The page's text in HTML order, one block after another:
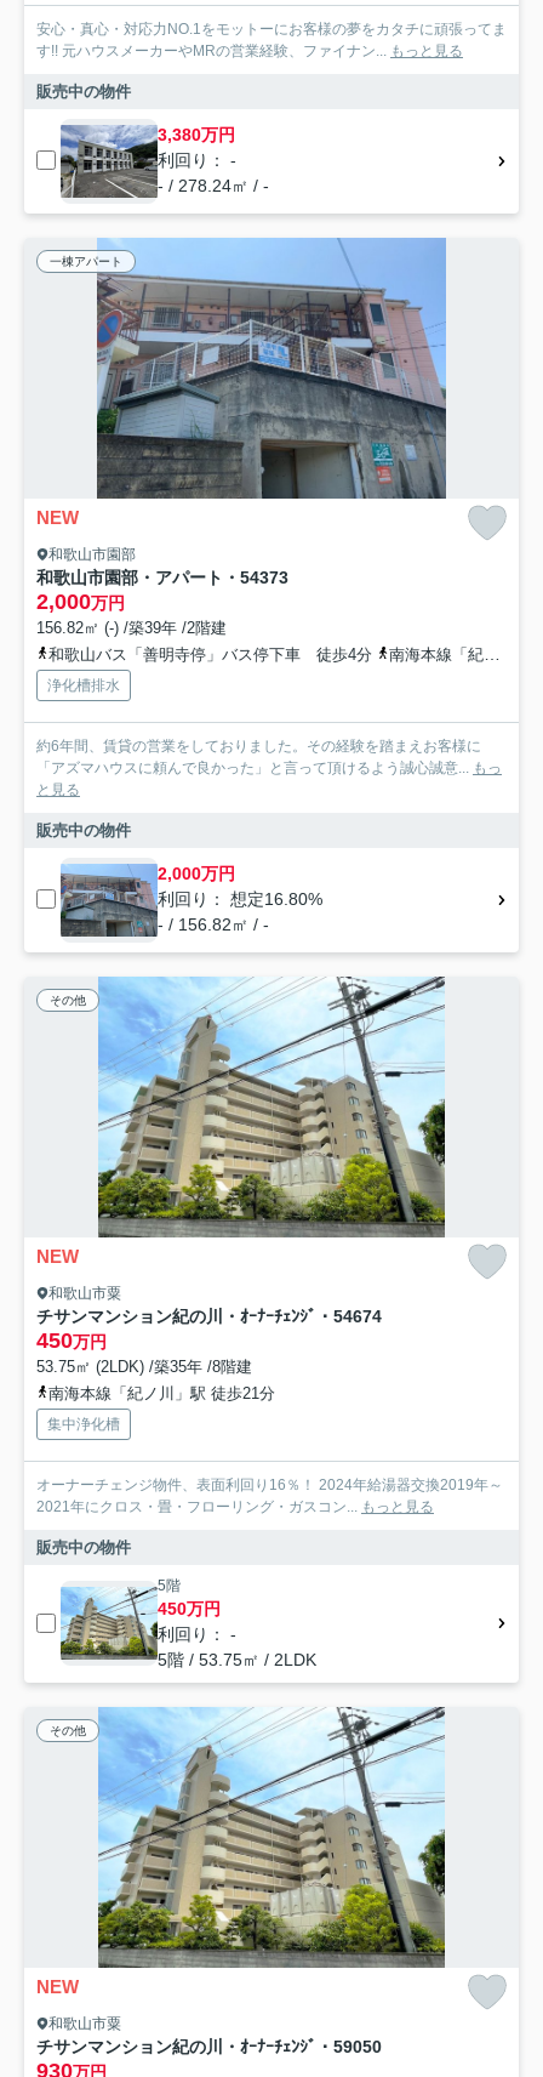
安心・真心・対応力NO.1をモットーにお客様の夢をカタチに頑張ってま
す!! 元ハウスメーカーやMRの営業経験、ファイナン...
もっと見る
販売中の物件
3,380万円
利回り： -
- / 278.24㎡ / -
一棟アパート
NEW
和歌山市園部
和歌山市園部・アパート・54373
2,000万円
156.82㎡ (-) /築39年 /2階建
和歌山バス「善明寺停」バス停下車 徒歩4分
南海本線「紀ノ川」駅 徒歩38分
浄化槽排水
約6年間、賃貸の営業をしておりました。その経験を踏まえお客様に
「アズマハウスに頼んで良かった」と言って頂けるよう誠心誠意...
もっ
と見る
販売中の物件
2,000万円
利回り： 想定16.80%
- / 156.82㎡ / -
その他
NEW
和歌山市粟
チサンマンション紀の川・ｵｰﾅｰﾁｪﾝｼﾞ・54674
450万円
53.75㎡ (2LDK) /築35年 /8階建
南海本線「紀ノ川」駅 徒歩21分
集中浄化槽
オーナーチェンジ物件、表面利回り16％！ 2024年給湯器交換2019年～
2021年にクロス・畳・フローリング・ガスコン...
もっと見る
販売中の物件
5階
450万円
利回り： -
5階 / 53.75㎡ / 2LDK
その他
NEW
和歌山市粟
チサンマンション紀の川・ｵｰﾅｰﾁｪﾝｼﾞ・59050
930万円